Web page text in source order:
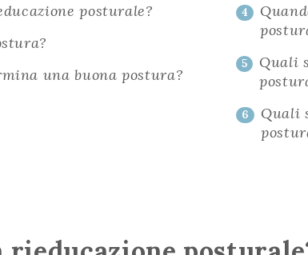
posturale?
una buona postura?
4
5
Quali
6
Quali